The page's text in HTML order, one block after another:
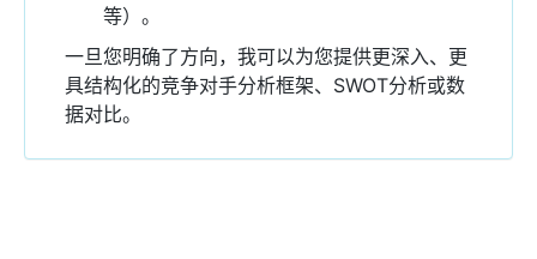
等）。
一旦您明确了方向，我可以为您提供更深入、更
具结构化的竞争对手分析框架、SWOT分析或数
据对比。